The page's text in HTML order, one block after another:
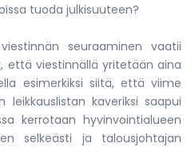
tuoda julkisuuteen?
seuraaminen vaatii
että viestinnällä yritetään aina
esimerkiksi siitä, että viime
leikkauslistan kaveriksi saapui
kerrotaan hyvinvointialueen
selkeästi ja talousjohtajan